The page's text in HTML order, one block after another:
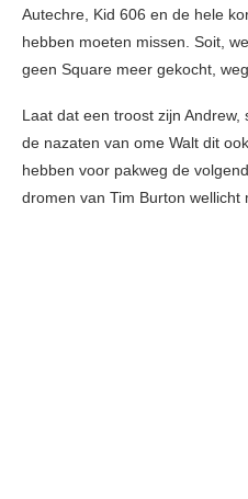
Autechre, Kid 606 en de hele
hebben moeten missen. Soit,
geen Square meer gekocht,
Laat dat een troost zijn
de nazaten van ome Walt dit
hebben voor pakweg de
dromen van Tim Burton wellicht